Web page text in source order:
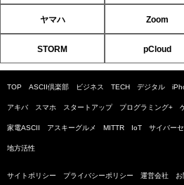
ヤマハ Zoom
STORM pCloud
TOP ASCII倶楽部 ビジネス TECH デジタル
アキバ スマホ スタートアップ プログラミング+
家電ASCII アスキーグルメ MITTR IoT サイバー
地方活性
サイトポリシー プライバシーポリシー 運営会社 お